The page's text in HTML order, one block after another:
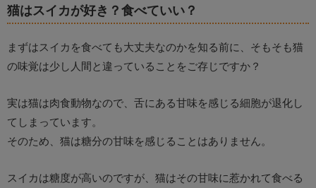
猫はスイカが好き？食べていい？
まずはスイカを食べても大丈夫なのかを知る前に、そもそも猫
の味覚は少し人間と違っていることをご存じですか？
実は猫は肉食動物なので、舌にある甘味を感じる細胞が退化し
てしまっています。
そのため、猫は糖分の甘味を感じることはありません。
スイカは糖度が高いのですが、猫はその甘味に惹かれて食べる